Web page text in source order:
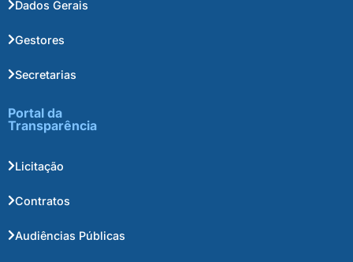
Dados Gerais
Gestores
Secretarias
Portal da
Transparência
Licitação
Contratos
Audiências Públicas